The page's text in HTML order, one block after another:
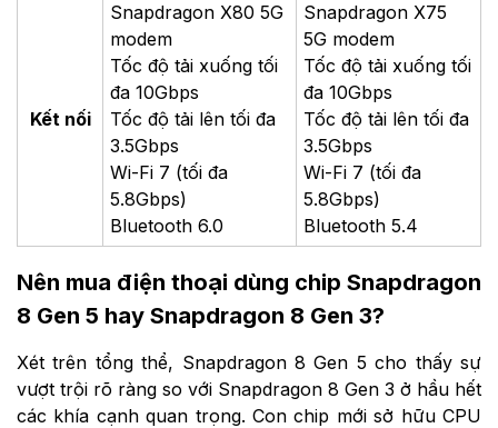
Kết nối
Snapdragon X80 5G
modem
Tốc độ tải xuống tối
đa 10Gbps
Tốc độ tải lên tối đa
3.5Gbps
Wi-Fi 7 (tối đa
5.8Gbps)
Bluetooth 6.0
Snapdragon X75
5G modem
Tốc độ tải xuống tối
đa 10Gbps
Tốc độ tải lên tối đa
3.5Gbps
Wi-Fi 7 (tối đa
5.8Gbps)
Bluetooth 5.4
Nên mua điện thoại dùng chip Snapdragon
8 Gen 5 hay Snapdragon 8 Gen 3?
Xét trên tổng thể, Snapdragon 8 Gen 5 cho thấy sự
vượt trội rõ ràng so với Snapdragon 8 Gen 3 ở hầu hết
các khía cạnh quan trọng. Con chip mới sở hữu CPU